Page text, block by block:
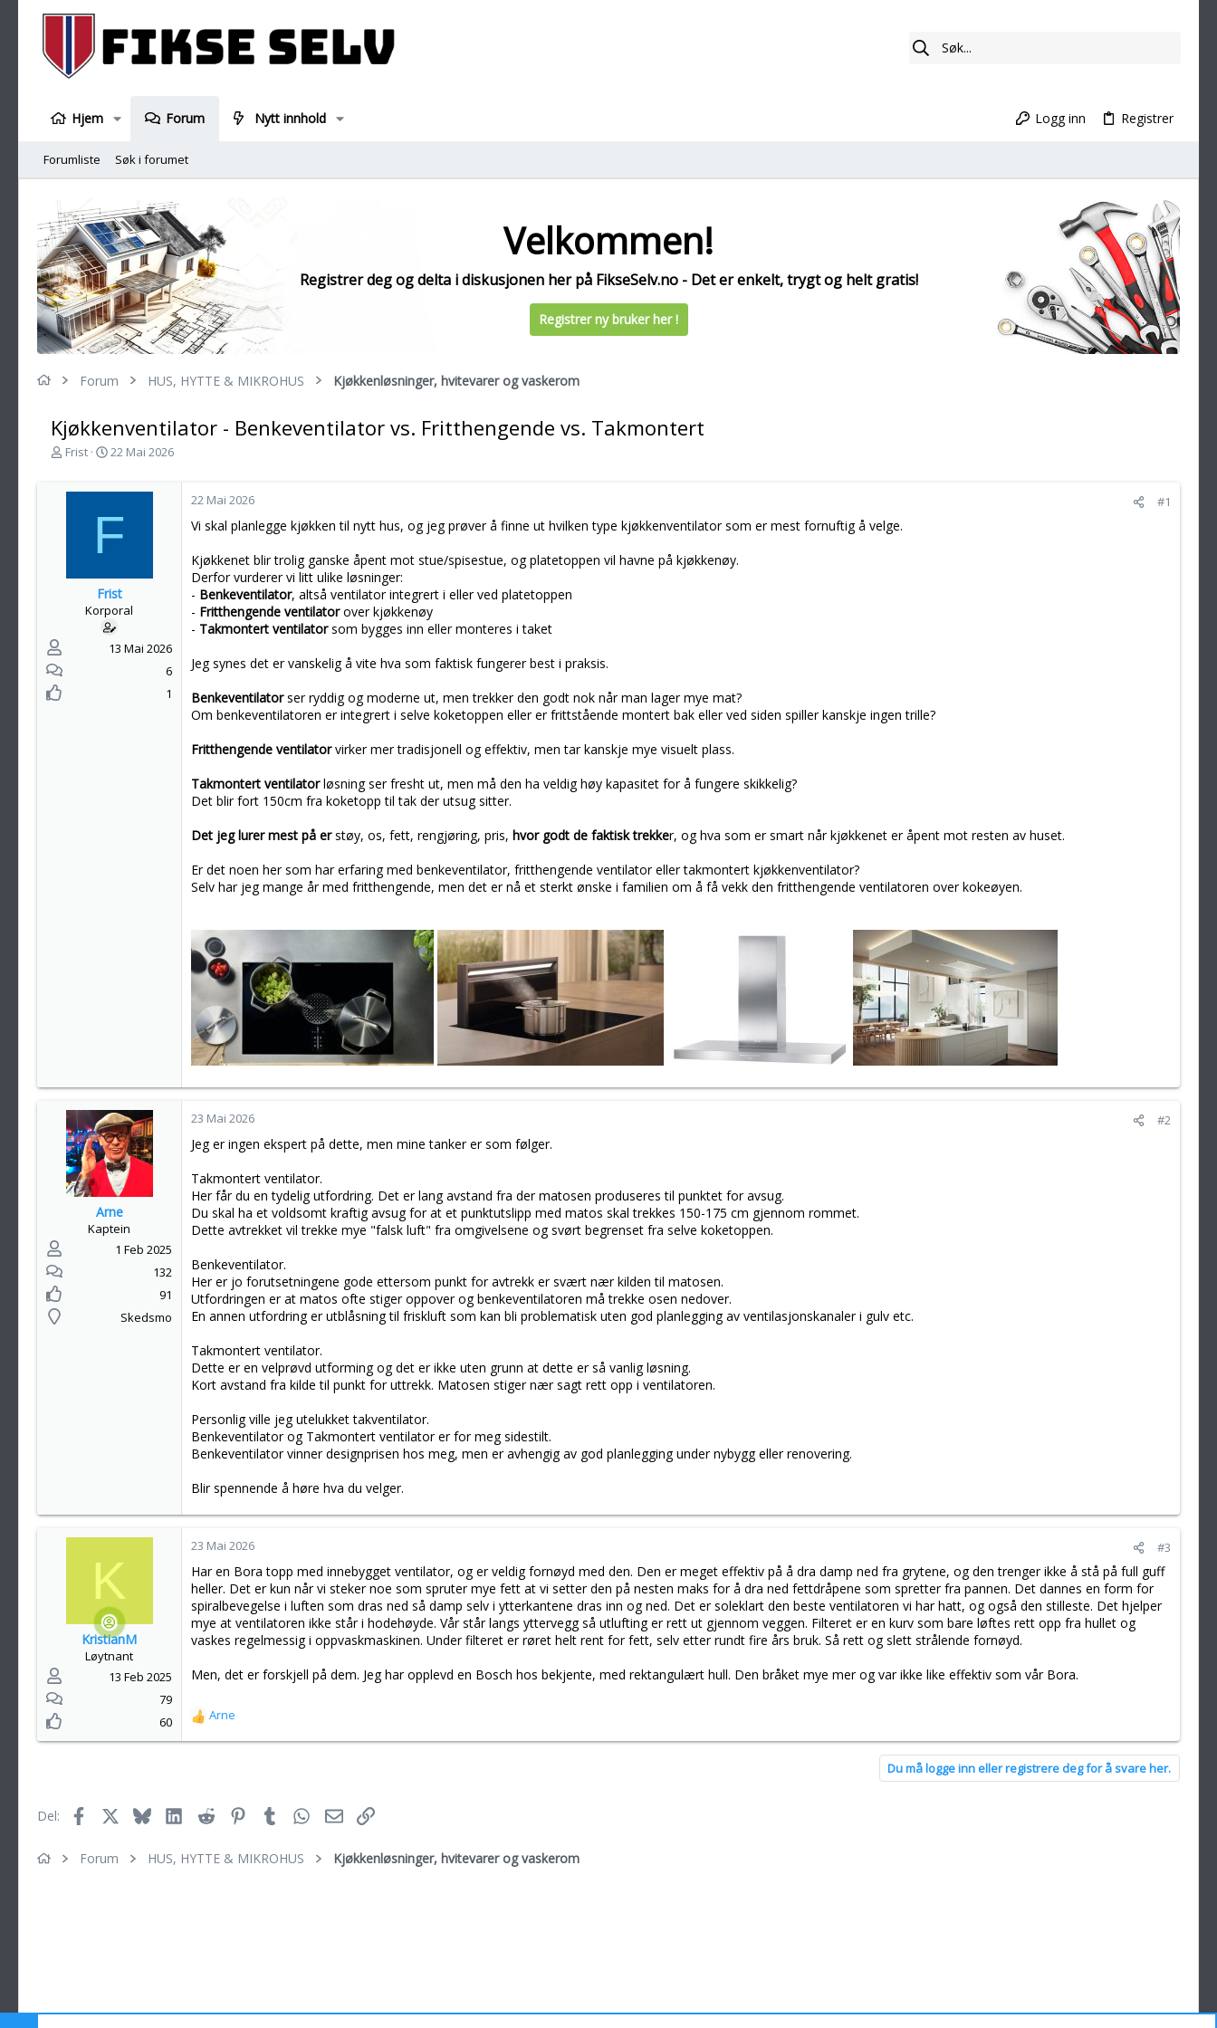
Hjem Forum Nytt innhold Logg inn Registrer
Forumliste Søk i forumet
Velkommen!
Registrer deg og delta i diskusjonen her på FikseSelv.no - Det er enkelt, trygt og helt gratis!
Registrer ny bruker her !
Forum HUS, HYTTE & MIKROHUS Kjøkkenløsninger, hvitevarer og vaskerom
Kjøkkenventilator - Benkeventilator vs. Fritthengende vs. Takmontert
T
t
Frist
S
t
d
o
22 Mai 2026
F
Frist
Korporal
13 Mai 2026
6
1
22 Mai 2026 #1
Vi skal planlegge kjøkken til nytt hus, og jeg prøver å finne ut hvilken type kjøkkenventilator som er mest fornuftig å velge.
Kjøkkenet blir trolig ganske åpent mot stue/spisestue, og platetoppen vil havne på kjøkkenøy.
Derfor vurderer vi litt ulike løsninger:
- Benkeventilator, altså ventilator integrert i eller ved platetoppen
- Fritthengende ventilatorover kjøkkenøy
- Takmontert ventilatorsom bygges inn eller monteres i taket
Jeg synes det er vanskelig å vite hva som faktisk fungerer best i praksis.
Benkeventilatorser ryddig og moderne ut, men trekker den godt nok når man lager mye mat?
Om benkeventilatoren er integrert i selve koketoppen eller er frittstående montert bak eller ved siden spiller kanskje ingen trille?
Fritthengende ventilatorvirker mer tradisjonell og effektiv, men tar kanskje mye visuelt plass.
Takmontert ventilatorløsning ser fresht ut, men må den ha veldig høy kapasitet for å fungere skikkelig?
Det blir fort 150cm fra koketopp til tak der utsug sitter.
Det jeg lurer mest på erstøy, os, fett, rengjøring, pris, hvor godt de faktisk trekker, og hva som er smart når kjøkkenet er åpent mot resten av huset.
Er det noen her som har erfaring med benkeventilator, fritthengende ventilator eller takmontert kjøkkenventilator?
Selv har jeg mange år med fritthengende, men det er nå et sterkt ønske i familien om å få vekk den fritthengende ventilatoren over kokeøyen.
Arne
Kaptein
1 Feb 2025
132
91
Skedsmo
23 Mai 2026 #2
Jeg er ingen ekspert på dette, men mine tanker er som følger.
Takmontert ventilator.
Her får du en tydelig utfordring. Det er lang avstand fra der matosen produseres til punktet for avsug.
Du skal ha et voldsomt kraftig avsug for at et punktutslipp med matos skal trekkes 150-175 cm gjennom rommet.
Dette avtrekket vil trekke mye "falsk luft" fra omgivelsene og svørt begrenset fra selve koketoppen.
Benkeventilator.
Her er jo forutsetningene gode ettersom punkt for avtrekk er svært nær kilden til matosen.
Utfordringen er at matos ofte stiger oppover og benkeventilatoren må trekke osen nedover.
En annen utfordring er utblåsning til friskluft som kan bli problematisk uten god planlegging av ventilasjonskanaler i gulv etc.
Takmontert ventilator.
Dette er en velprøvd utforming og det er ikke uten grunn at dette er så vanlig løsning.
Kort avstand fra kilde til punkt for uttrekk. Matosen stiger nær sagt rett opp i ventilatoren.
Personlig ville jeg utelukket takventilator.
Benkeventilator og Takmontert ventilator er for meg sidestilt.
Benkeventilator vinner designprisen hos meg, men er avhengig av god planlegging under nybygg eller renovering.
Blir spennende å høre hva du velger.
K
KristianM
Løytnant
13 Feb 2025
79
60
23 Mai 2026 #3
Har en Bora topp med innebygget ventilator, og er veldig fornøyd med den. Den er meget effektiv på å dra damp ned fra grytene, og den trenger ikke å stå på full guff
heller. Det er kun når vi steker noe som spruter mye fett at vi setter den på nesten maks for å dra ned fettdråpene som spretter fra pannen. Det dannes en form for
spiralbevegelse i luften som dras ned så damp selv i ytterkantene dras inn og ned. Det er soleklart den beste ventilatoren vi har hatt, og også den stilleste. Det hjelper
mye at ventilatoren ikke står i hodehøyde. Vår står langs yttervegg så utlufting er rett ut gjennom veggen. Filteret er en kurv som bare løftes rett opp fra hullet og
vaskes regelmessig i oppvaskmaskinen. Under filteret er røret helt rent for fett, selv etter rundt fire års bruk. Så rett og slett strålende fornøyd.
Men, det er forskjell på dem. Jeg har opplevd en Bosch hos bekjente, med rektangulært hull. Den bråket mye mer og var ikke like effektiv som vår Bora.
R
e
e
r
Arne
Du må logge inn eller registrere deg for å svare her.
Del: Facebook Bluesky LinkedInReddit PinterestTumblr WhatsApp
E-postLink
Forum HUS, HYTTE & MIKROHUS Kjøkkenløsninger, hvitevarer og vaskerom